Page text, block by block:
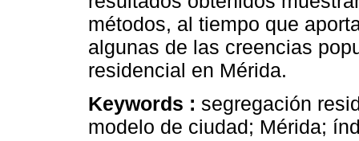
métodos, al tiempo que
algunas de las creencias
residencial en Mérida.
Keywords : segregación
modelo de ciudad; Mérida;